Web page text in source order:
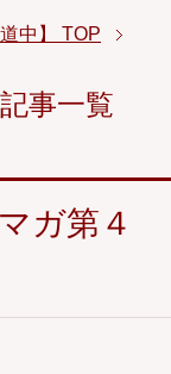
中】 TOP
事一覧
ガ第４